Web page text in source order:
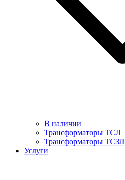
В наличии
Трансформаторы ТСЛ
Трансформаторы ТСЗЛ
Услуги